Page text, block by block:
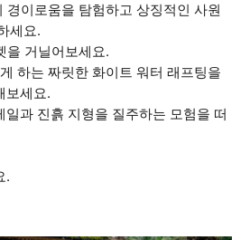
이로움을 탐험하고 상징적인 사원
세요.
을 거닐어보세요.
하는 짜릿한 화이트 워터 래프팅을
보세요.
과 진흙 지형을 질주하는 모험을 떠
.